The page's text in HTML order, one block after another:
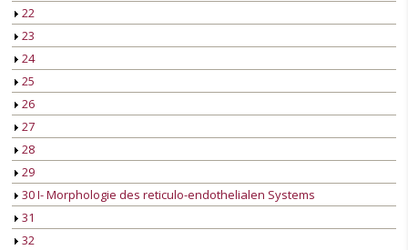
22
23
24
25
26
27
28
29
30 I- Morphologie des reticulo-endothelialen Systems
31
32